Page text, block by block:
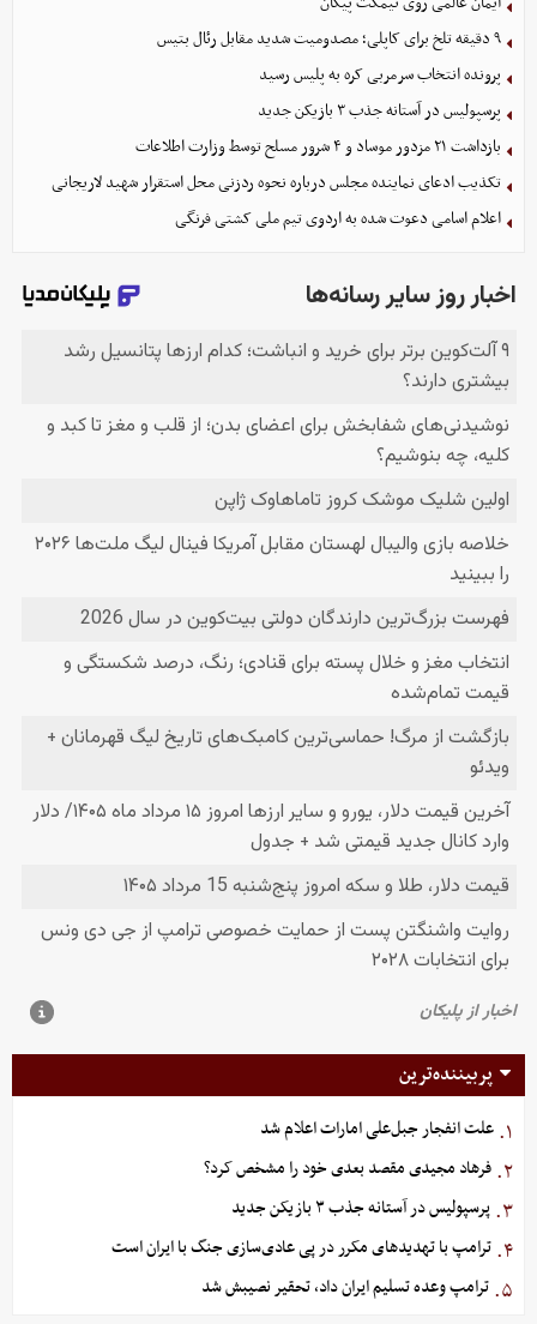
۹ دقیقه تلخ برای کاپلی؛ مصدومیت شدید مقابل رئال بتیس
پرونده انتخاب سرمربی کره به پلیس رسید
پرسپولیس در آستانه جذب ۳ بازیکن جدید
بازداشت ۲۱ مزدور موساد و ۴ شرور مسلح توسط وزارت اطلاعات
تکذیب ادعای نماینده مجلس درباره نحوه ردزنی محل استقرار شهید لاریجانی
اعلام اسامی دعوت شده به اردوی تیم ملی کشتی فرنگی
پربیننده‌ترین
۱. علت انفجار جبل‌علی امارات اعلام شد
۲. فرهاد مجیدی مقصد بعدی خود را مشخص کرد؟
۳. پرسپولیس در آستانه جذب ۳ بازیکن جدید
۴. ترامپ با تهدیدهای مکرر در پی عادی‌سازی جنگ با ایران است
۵. ترامپ وعده تسلیم ایران داد، تحقیر نصیبش شد